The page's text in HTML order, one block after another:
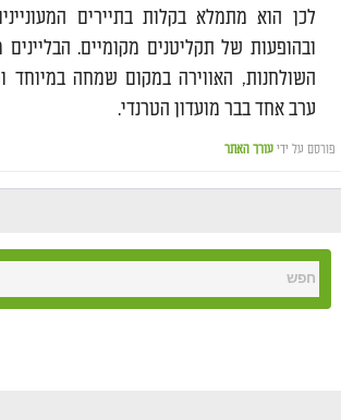
לכן הוא מתמלא בקלות בתיירים
ובהופעות של תקליטנים מקומיים. הבליינים
השולחנות, האווירה במקום שמחה במיוחד
ערב אחד בבר מועדון הטרנדי.
פורסם על ידי עורך האתר